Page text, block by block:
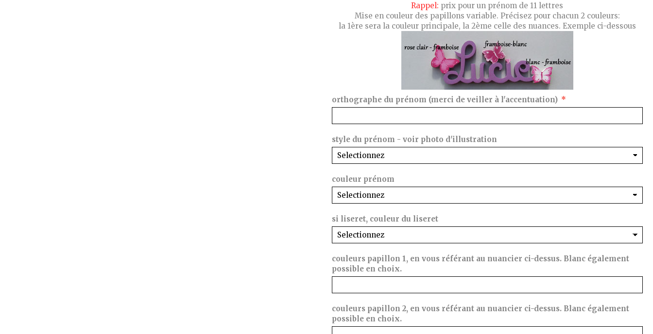
Rappel: prix pour un prénom de 11 lettres
Mise en couleur des papillons variable. Précisez pour chacun 2 couleurs:
la 1ère sera la couleur principale, la 2ème celle des nuances. Exemple ci-dessous
orthographe du prénom (merci de veiller à l'accentuation)
style du prénom - voir photo d'illustration
couleur prénom
si liseret, couleur du liseret
couleurs papillon 1, en vous référant au nuancier ci-dessus. Blanc également
possible en choix.
couleurs papillon 2, en vous référant au nuancier ci-dessus. Blanc également
possible en choix.